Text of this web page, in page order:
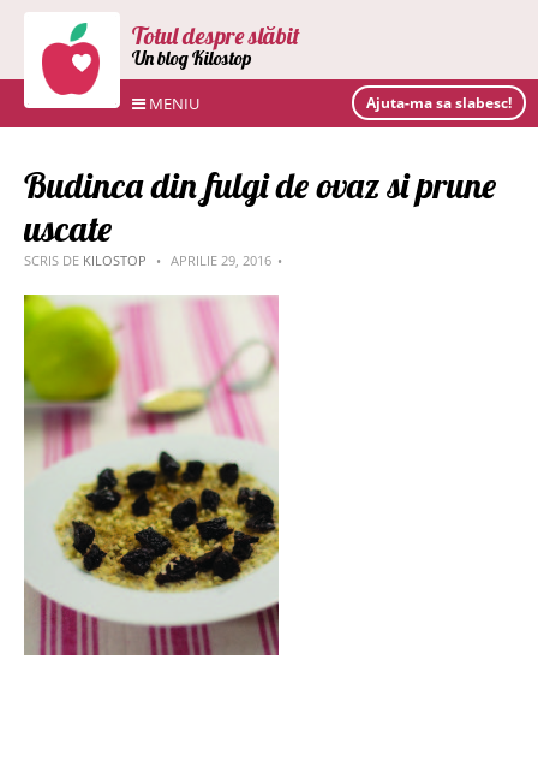
Totul despre slăbit
Un blog Kilostop
MENIU Ajuta-ma sa slabesc!
Budinca din fulgi de ovaz si prune
uscate
SCRIS DE KILOSTOP APRILIE 29, 2016